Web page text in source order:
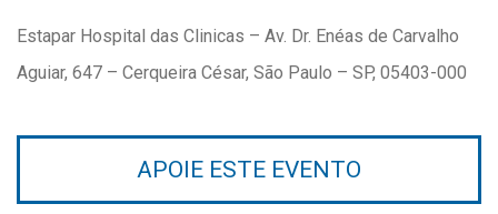
Estapar Hospital das Clinicas – Av. Dr. Enéas de Carvalho
Aguiar, 647 – Cerqueira César, São Paulo – SP, 05403-000
APOIE ESTE EVENTO